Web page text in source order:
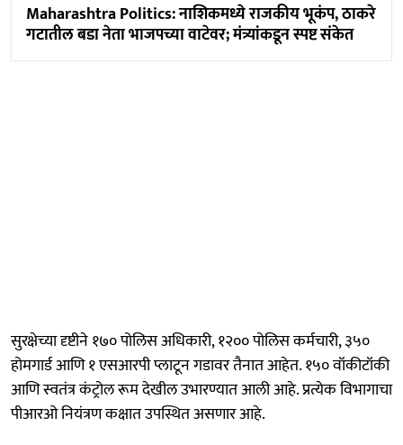
Maharashtra Politics: नाशिकमध्ये राजकीय भूकंप, ठाकरे
गटातील बडा नेता भाजपच्या वाटेवर; मंत्र्यांकडून स्पष्ट संकेत
सुरक्षेच्या दृष्टीने १७० पोलिस अधिकारी, १२०० पोलिस कर्मचारी, ३५०
होमगार्ड आणि १ एसआरपी प्लाटून गडावर तैनात आहेत. १५० वॉकीटॉकी
आणि स्वतंत्र कंट्रोल रूम देखील उभारण्यात आली आहे. प्रत्येक विभागाचा
पीआरओ नियंत्रण कक्षात उपस्थित असणार आहे.